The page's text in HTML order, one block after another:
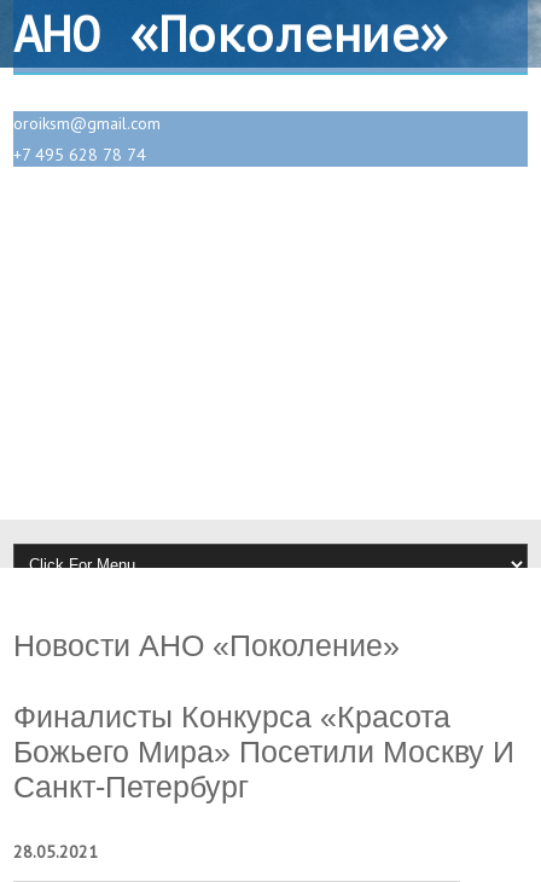
АНО «Поколение»
oroiksm@gmail.com
+7 495 628 78 74
Новости АНО «Поколение»
Финалисты Конкурса «Красота
Божьего Мира» Посетили Москву И
Санкт-Петербург
28.05.2021